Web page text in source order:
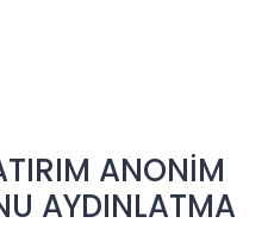
ANONİM
AYDINLATMA